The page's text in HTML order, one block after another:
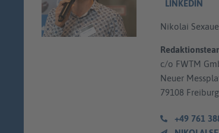
LINKEDIN
Nikolai
c/o FWTM
Neuer
79108 Freiburg
+49 761